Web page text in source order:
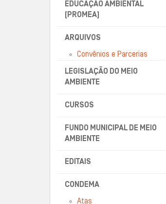
EDUCAÇÃO AMBIENTAL
(PROMEA)
ARQUIVOS
Convênios e Parcerias
LEGISLAÇÃO DO MEIO
AMBIENTE
CURSOS
FUNDO MUNICIPAL DE MEIO
AMBIENTE
EDITAIS
CONDEMA
Atas